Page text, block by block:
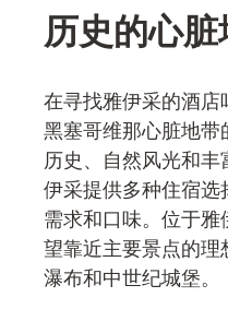
历史的心
在寻找雅伊采的酒
黑塞哥维那心脏地
历史、自然风光和
伊采提供多种住宿
需求和口味。位于
望靠近主要景点的
瀑布和中世纪城堡。